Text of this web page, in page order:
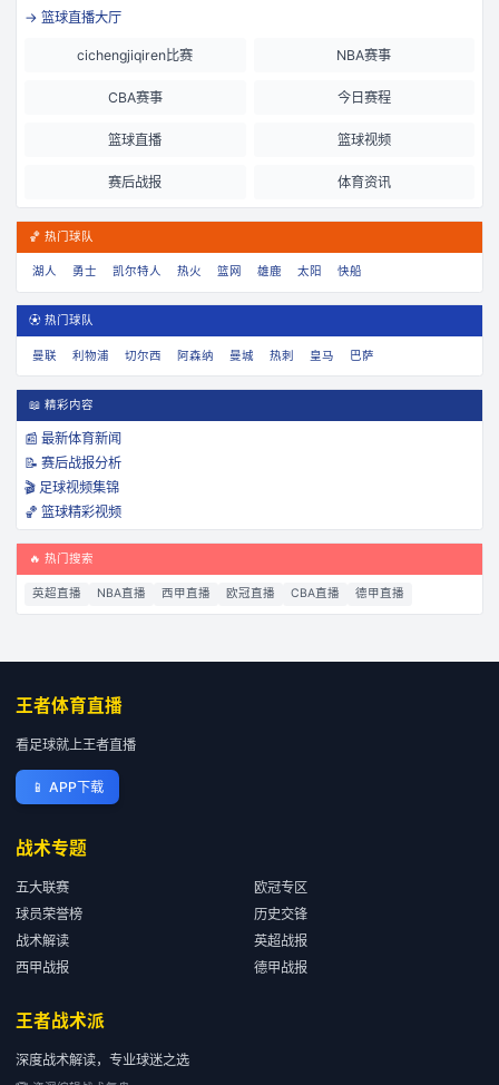
→ 篮球直播大厅
cichengjiqiren比赛 NBA赛事
CBA赛事 今日赛程
篮球直播 篮球视频
赛后战报 体育资讯
🏀 热门球队
湖人 勇士 凯尔特人 热火 篮网 雄鹿 太阳 快船
⚽ 热门球队
曼联 利物浦 切尔西 阿森纳 曼城 热刺 皇马 巴萨
📖 精彩内容
📰 最新体育新闻
📝 赛后战报分析
🎬 足球视频集锦
🏀 篮球精彩视频
🔥 热门搜索
英超直播 NBA直播 西甲直播 欧冠直播 CBA直播 德甲直播
王者体育直播
看足球就上王者直播
📱 APP下载
战术专题
五大联赛
欧冠专区
球员荣誉榜
历史交锋
战术解读
英超战报
西甲战报
德甲战报
王者战术派
深度战术解读，专业球迷之选